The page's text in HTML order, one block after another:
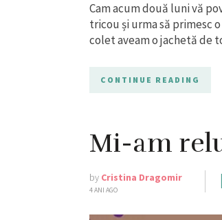
Cam acum două luni vă
tricou și urma să primesc
colet aveam o jachetă de
CONTINUE READING
Mi-am
by Cristina Dragomir
4 ANI AGO